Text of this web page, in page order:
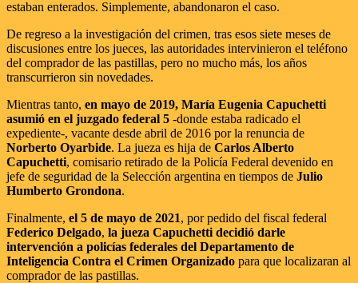
estaban enterados. Simplemente, abandonaron el caso.
De regreso a la investigación del crimen, tras esos siete meses de
discusiones entre los jueces, las autoridades intervinieron el teléfono
del comprador de las pastillas, pero no mucho más, los años
transcurrieron sin novedades.
Mientras tanto, en mayo de 2019, María Eugenia Capuchetti
asumió en el juzgado federal 5 -donde estaba radicado el
expediente-, vacante desde abril de 2016 por la renuncia de
Norberto Oyarbide. La jueza es hija de Carlos Alberto
Capuchetti, comisario retirado de la Policía Federal devenido en
jefe de seguridad de la Selección argentina en tiempos de Julio
Humberto Grondona.
Finalmente, el 5 de mayo de 2021, por pedido del fiscal federal
Federico Delgado, la jueza Capuchetti decidió darle
intervención a policías federales del Departamento de
Inteligencia Contra el Crimen Organizado para que localizaran al
comprador de las pastillas.